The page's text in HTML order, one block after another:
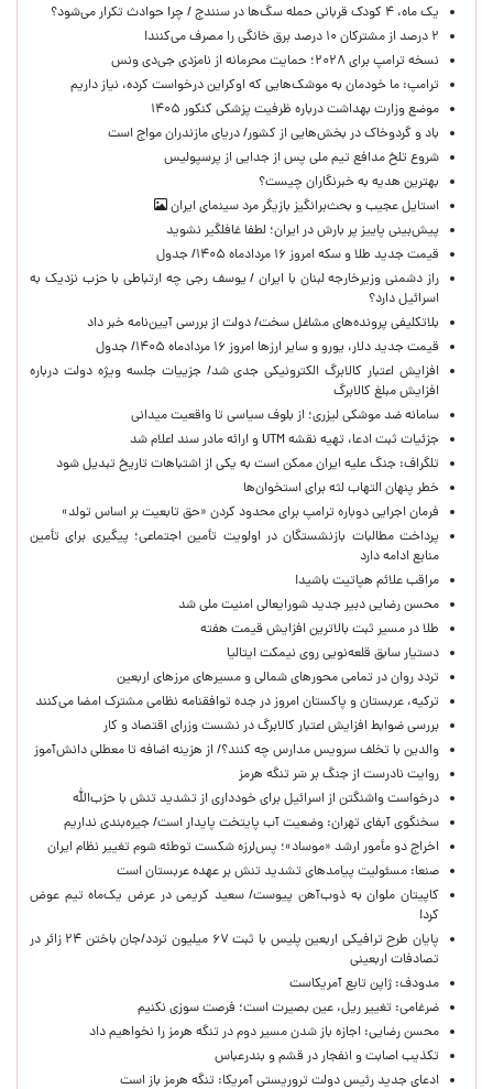
یک ماه، ۴ کودک قربانی حمله سگ‌ها در سنندج / چرا حوادث تکرار می‌شود؟
۲ درصد از مشترکان ۱۰ درصد برق خانگی را مصرف می‌کنند!
نسخه ترامپ برای ۲۰۲۸؛ حمایت محرمانه از نامزدی جی‌دی ونس
ترامپ: ما خودمان به موشک‌هایی که اوکراین درخواست کرده، نیاز داریم
موضع وزارت بهداشت درباره ظرفیت پزشکی کنکور ۱۴۰۵
باد و گردوخاک در بخش‌هایی از کشور/ دریای مازندران مواج است
شروع تلخ مدافع تیم ملی پس از جدایی از پرسپولیس
بهترین هدیه به خبرنگاران چیست؟
استایل عجیب و بحث‌برانگیز بازیگر مرد سینمای ایران
پیش‌بینی پاییز پر بارش در ایران؛ لطفا غافلگیر نشوید
قیمت جدید طلا و سکه امروز ۱۶ مردادماه ۱۴۰۵/ جدول
راز دشمنی وزیرخارجه لبنان با ایران / یوسف رجی چه ارتباطی با حزب نزدیک به
اسرائیل دارد؟
بلاتکلیفی پرونده‌های مشاغل سخت/ دولت از بررسی آیین‌نامه خبر داد
قیمت جدید دلار، یورو و سایر ارزها امروز ۱۶ مردادماه ۱۴۰۵/ جدول
افزایش اعتبار کالابرگ الکترونیکی جدی شد/ جزییات جلسه ویژه دولت درباره
افزایش مبلغ کالابرگ
سامانه ضد موشکی لیزری؛ از بلوف سیاسی تا واقعیت میدانی
جزئیات ثبت ادعا، تهیه نقشه UTM و ارائه مادر سند اعلام شد
تلگراف: جنگ علیه ایران ممکن است به یکی از اشتباهات تاریخ تبدیل شود
خطر پنهان التهاب لثه برای استخوان‌ها
فرمان اجرایی دوباره ترامپ برای محدود کردن «حق تابعیت بر اساس تولد»
پرداخت مطالبات بازنشستگان در اولویت تأمین اجتماعی؛ پیگیری برای تأمین
منابع ادامه دارد
مراقب علائم هپاتیت باشید!
محسن رضایی دبیر جدید شورایعالی امنیت ملی شد
طلا در مسیر ثبت بالاترین افزایش قیمت هفته
دستیار سابق قلعه‌نویی روی نیمکت ایتالیا
تردد روان در تمامی محورهای شمالی و مسیرهای مرزهای اربعین
ترکیه، عربستان و پاکستان امروز در جده توافقنامه نظامی مشترک امضا می‌کنند
بررسی ضوابط افزایش اعتبار کالابرگ در نشست وزرای اقتصاد و کار
والدین با تخلف سرویس مدارس چه کنند؟/ از هزینه اضافه تا معطلی دانش‌آموز
روایت نادرست از جنگ بر سَر تنگه هرمز
درخواست واشنگتن از اسرائیل برای خودداری از تشدید تنش با حزب‌الله
سخنگوی آبفای تهران: وضعیت آب پایتخت پایدار است/ جیره‌بندی نداریم
اخراج دو مأمور ارشد «موساد»؛ پس‌لرزه شکست توطئه شوم تغییر نظام ایران
صنعا: مسئولیت پیامدهای تشدید تنش بر عهده عربستان است
کاپیتان ملوان به ذوب‌آهن پیوست/ سعید کریمی در عرض یک‌ماه تیم عوض
کرد!
پایان طرح ترافیکی اربعین پلیس با ثبت ۶۷ میلیون تردد/جان باختن ۲۴ زائر در
تصادفات اربعینی
مدودف: ژاپن تابع آمریکاست
ضرغامی: تغییر ریل، عین بصیرت است؛ فرصت سوزی نکنیم
محسن رضایی: اجازه باز شدن مسیر دوم در تنگه هرمز را نخواهیم داد
تکذیب اصابت و انفجار در قشم و بندرعباس
ادعای جدید رئیس دولت تروریستی آمریکا: تنگه هرمز باز است